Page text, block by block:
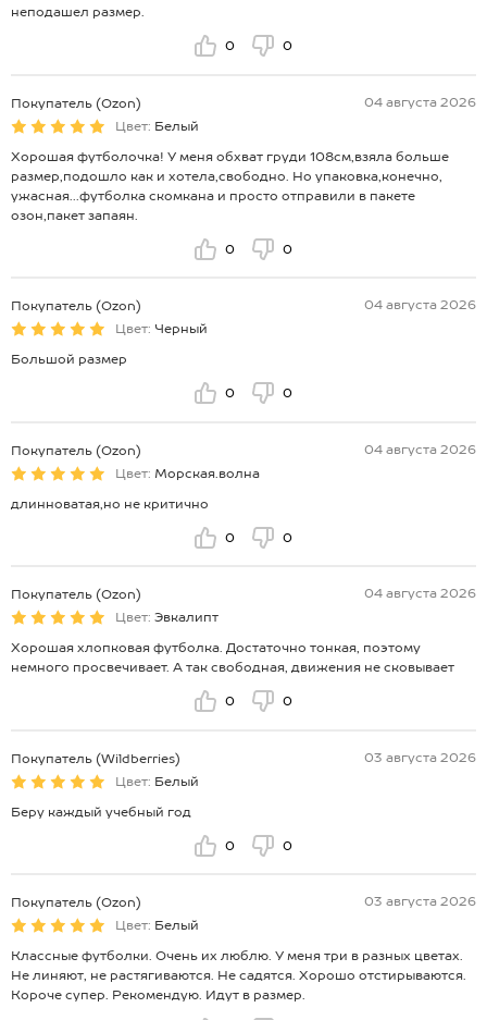
неподашел размер.
0 0
Покупатель (Ozon)
04 августа 2026
Цвет: Белый
Хорошая футболочка! У меня обхват груди 108см,взяла больше
размер,подошло как и хотела,свободно. Но упаковка,конечно,
ужасная...футболка скомкана и просто отправили в пакете
озон,пакет запаян.
0 0
Покупатель (Ozon)
04 августа 2026
Цвет: Черный
Большой размер
0 0
Покупатель (Ozon)
04 августа 2026
Цвет: Морская.волна
длинноватая,но не критично
0 0
Покупатель (Ozon)
04 августа 2026
Цвет: Эвкалипт
Хорошая хлопковая футболка. Достаточно тонкая, поэтому
немного просвечивает. А так свободная, движения не сковывает
0 0
Покупатель (Wildberries)
03 августа 2026
Цвет: Белый
Беру каждый учебный год
0 0
Покупатель (Ozon)
03 августа 2026
Цвет: Белый
Классные футболки. Очень их люблю. У меня три в разных цветах.
Не линяют, не растягиваются. Не садятся. Хорошо отстирываются.
Короче супер. Рекомендую. Идут в размер.